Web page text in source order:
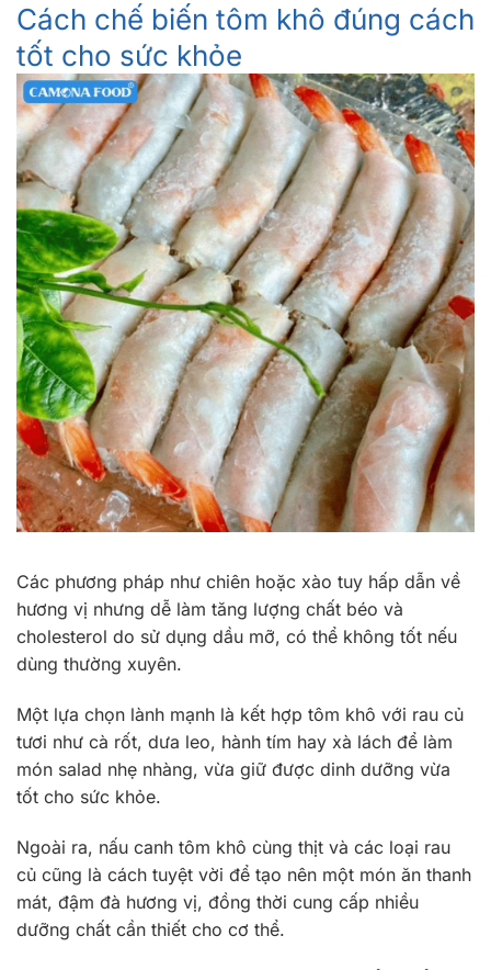
Cách chế biến tôm khô đúng cách
tốt cho sức khỏe
Các phương pháp như chiên hoặc xào tuy hấp dẫn về
hương vị nhưng dễ làm tăng lượng chất béo và
cholesterol do sử dụng dầu mỡ, có thể không tốt nếu
dùng thường xuyên.
Một lựa chọn lành mạnh là kết hợp tôm khô với rau củ
tươi như cà rốt, dưa leo, hành tím hay xà lách để làm
món salad nhẹ nhàng, vừa giữ được dinh dưỡng vừa
tốt cho sức khỏe.
Ngoài ra, nấu canh tôm khô cùng thịt và các loại rau
củ cũng là cách tuyệt vời để tạo nên một món ăn thanh
mát, đậm đà hương vị, đồng thời cung cấp nhiều
dưỡng chất cần thiết cho cơ thể.